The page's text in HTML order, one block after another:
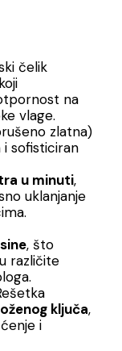
čelik
na
vlage.
zlatna)
i sofisticiran
u minuti,
uklanjanje
, što
različite
ključa,
i